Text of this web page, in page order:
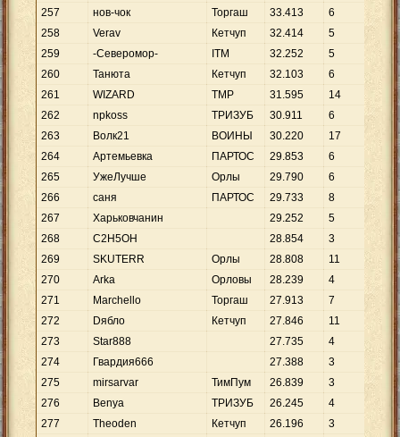
257
нов-чок Торгаш 33.413 6
258
Verav Кетчуп 32.414 5
259
-Северомор- ITM 32.252 5
260
Танюта Кетчуп 32.103 6
261
WIZARD TMP 31.595 14
262
npkoss ТРИЗУБ 30.911 6
263
Волк21 ВОИНЫ 30.220 17
264
Артемьевка ПАРТОС 29.853 6
265
УжеЛучше Орлы 29.790 6
266
саня ПАРТОС 29.733 8
267
Харьковчанин 29.252 5
268
C2H5OH 28.854 3
269
SKUTERR Орлы 28.808 11
270
Arka Орловы 28.239 4
271
Marchello Торгаш 27.913 7
272
Dябло Кетчуп 27.846 11
273
Star888 27.735 4
274
Гвардия666 27.388 3
275
mirsarvar ТимПум 26.839 3
276
Benya ТРИЗУБ 26.245 4
277
Theoden Кетчуп 26.196 3